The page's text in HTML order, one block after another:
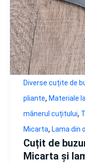
Diverse cuțite de
pliante, Materiale
mânerul cuțitului,
Micarta, Lama din
Cuțit de
Micarta și